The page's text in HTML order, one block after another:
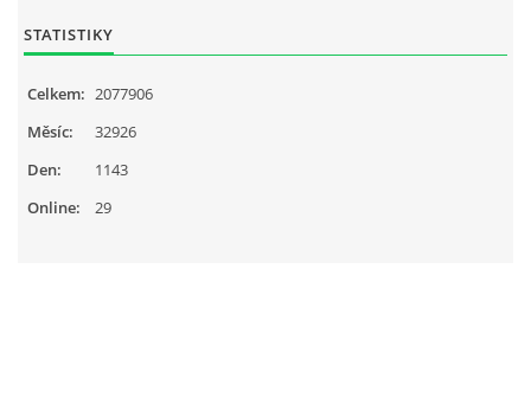
STATISTIKY
Online: 29
Celkem: 2077906
Měsíc:
32926
Den:
1143